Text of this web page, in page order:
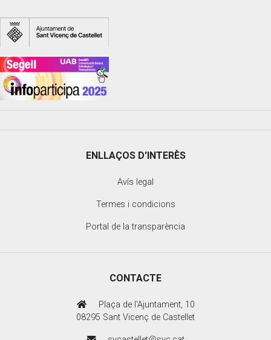
ENLLAÇOS D'INTERÈS
Avís legal
Termes i condicions
Portal de la transparència
CONTACTE
Plaça de l'Ajuntament, 10
08295 Sant Vicenç de Castellet